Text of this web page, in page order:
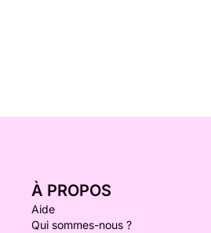
À PROPOS
Aide
Qui sommes-nous ?